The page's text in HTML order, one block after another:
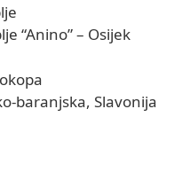
“Anino” – Osijek
baranjska, Slavonija